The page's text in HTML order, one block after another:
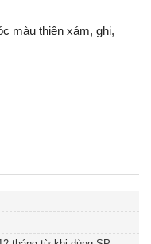
màu thiên xám, ghi,